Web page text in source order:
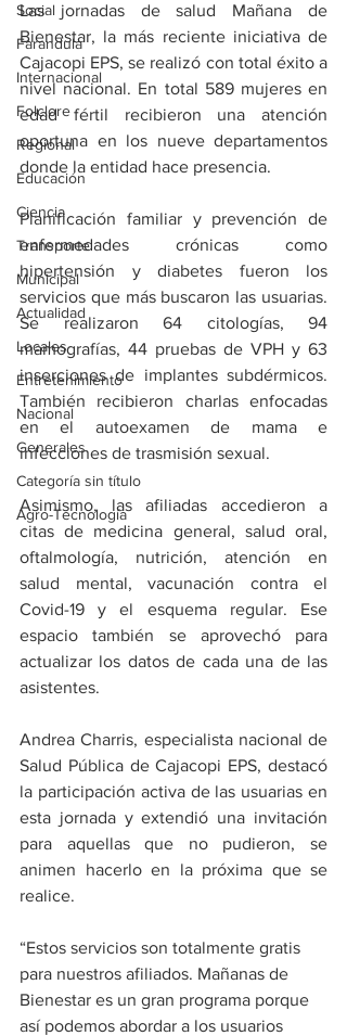
Social
Farandula
Internacional
Folclore
Regional
Educación
Ciencia
Transporte
Municipal
Actualidad
Locales
Entretenimiento
Nacional
Generales
Categoría sin título
Agro-Tecnología
Las jornadas de salud Mañana de
Bienestar, la más reciente iniciativa de
Cajacopi EPS, se realizó con total éxito a
nivel nacional. En total 589 mujeres en
edad fértil recibieron una atención
oportuna en los nueve departamentos
donde la entidad hace presencia.
Planificación familiar y prevención de
enfermedades crónicas como
hipertensión y diabetes fueron los
servicios que más buscaron las usuarias.
Se realizaron 64 citologías, 94
mamografías, 44 pruebas de VPH y 63
inserciones de implantes subdérmicos.
También recibieron charlas enfocadas
en el autoexamen de mama e
infecciones de trasmisión sexual.
Asimismo, las afiliadas accedieron a
citas de medicina general, salud oral,
oftalmología, nutrición, atención en
salud mental, vacunación contra el
Covid-19 y el esquema regular. Ese
espacio también se aprovechó para
actualizar los datos de cada una de las
asistentes.
Andrea Charris, especialista nacional de
Salud Pública de Cajacopi EPS, destacó
la participación activa de las usuarias en
esta jornada y extendió una invitación
para aquellas que no pudieron, se
animen hacerlo en la próxima que se
realice.
“Estos servicios son totalmente gratis
para nuestros afiliados. Mañanas de
Bienestar es un gran programa porque
así podemos abordar a los usuarios